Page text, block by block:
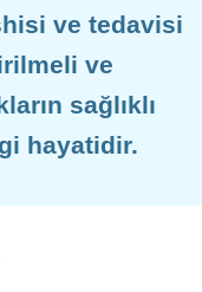
ve tedavisi
ve
sağlıklı
hayatidir.